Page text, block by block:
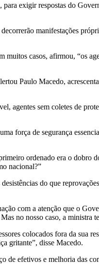
exigir respostas do
manifestações
casos, afirmou, “os
Paulo Macedo,
agentes sem coletes de
força de segurança
ordenado era o dobro
nacional?”
do que
com a atenção que o
no nosso caso, a ministra
colocados fora da sua
gritante”, disse Macedo.
de efetivos e melhoria das